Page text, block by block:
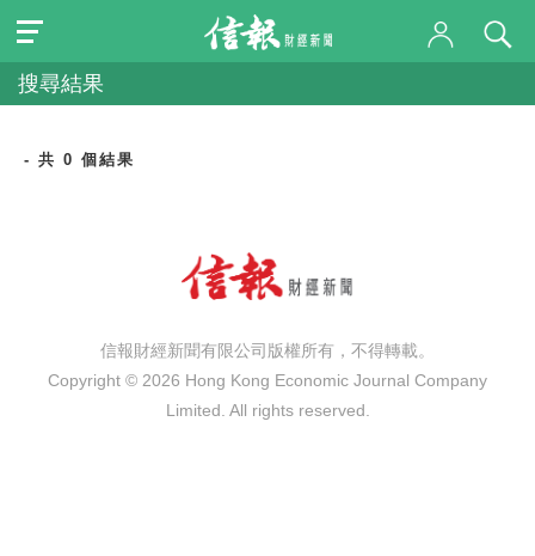
搜尋結果
- 共 0 個結果
信報財經新聞有限公司版權所有，不得轉載。
Copyright © 2026 Hong Kong Economic Journal Company
Limited. All rights reserved.